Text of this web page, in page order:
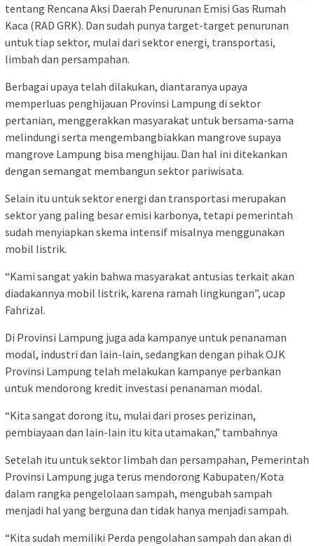
tentang Rencana Aksi Daerah Penurunan Emisi Gas Rumah
Kaca (RAD GRK). Dan sudah punya target-target penurunan
untuk tiap sektor, mulai dari sektor energi, transportasi,
limbah dan persampahan.
Berbagai upaya telah dilakukan, diantaranya upaya
memperluas penghijauan Provinsi Lampung di sektor
pertanian, menggerakkan masyarakat untuk bersama-sama
melindungi serta mengembangbiakkan mangrove supaya
mangrove Lampung bisa menghijau. Dan hal ini ditekankan
dengan semangat membangun sektor pariwisata.
Selain itu untuk sektor energi dan transportasi merupakan
sektor yang paling besar emisi karbonya, tetapi pemerintah
sudah menyiapkan skema intensif misalnya menggunakan
mobil listrik.
“Kami sangat yakin bahwa masyarakat antusias terkait akan
diadakannya mobil listrik, karena ramah lingkungan”, ucap
Fahrizal.
Di Provinsi Lampung juga ada kampanye untuk penanaman
modal, industri dan lain-lain, sedangkan dengan pihak OJK
Provinsi Lampung telah melakukan kampanye perbankan
untuk mendorong kredit investasi penanaman modal.
“Kita sangat dorong itu, mulai dari proses perizinan,
pembiayaan dan lain-lain itu kita utamakan,” tambahnya
Setelah itu untuk sektor limbah dan persampahan, Pemerintah
Provinsi Lampung juga terus mendorong Kabupaten/Kota
dalam rangka pengelolaan sampah, mengubah sampah
menjadi hal yang berguna dan tidak hanya menjadi sampah.
“Kita sudah memiliki Perda pengolahan sampah dan akan di